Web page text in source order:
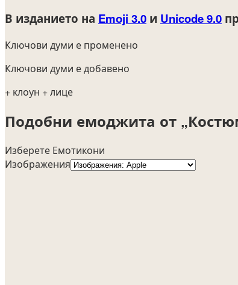
В изданието на Emoji 3.0 и Unicode 9.0
Ключови думи е променено
Ключови думи е добавено
+ клоун + лице
Подобни емоджита от
Изберете Емотикони
Изображения